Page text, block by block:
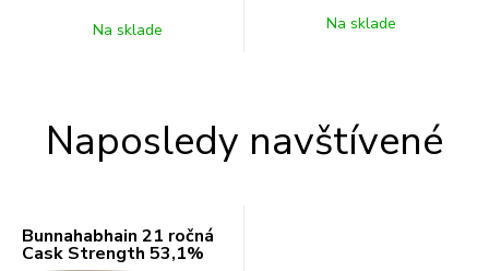
Na sklade Na sklade
Naposledy navštívené
Bunnahabhain 21 ročná
Cask Strength 53,1%